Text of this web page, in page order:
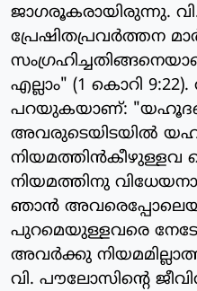
ജാഗരൂകരായിരുന്നു.
പ്രേഷിതപ്രവര്‍ത്തന
എല്ലാം" (1 കൊറി
പറയുകയാണ്:
അവരുടെയിടയില്‍
നിയമത്തിന്‍കീഴുള്ളവ
നിയമത്തിനു
ഞാന്‍
പുറമെയുള്ളവരെ
അവര്‍ക്കു
വി. പൗലോസിന്റെ